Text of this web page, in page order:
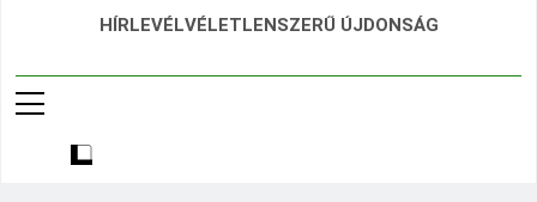
Hírek, Tesztek, Élmények Egy Helyen!
HÍRLEVÉLVÉLETLENSZERŰ ÚJDONSÁG